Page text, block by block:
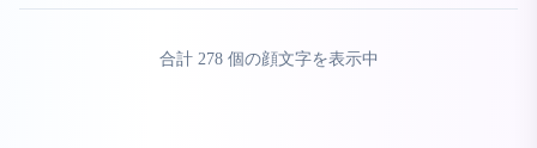
合計 278個の顔文字を表示中